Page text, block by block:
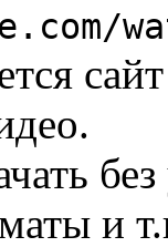
без
и